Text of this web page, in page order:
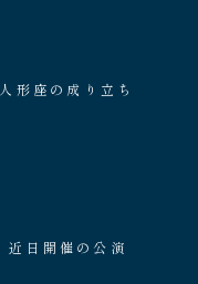
形座の成り立ち
近日開催の公演